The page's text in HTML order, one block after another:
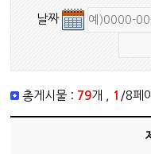
날짜
총게시물 : 79 개 , 1 /8페